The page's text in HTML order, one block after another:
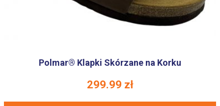
Polmar® Klapki Skórzane na Korku
299.99 zł